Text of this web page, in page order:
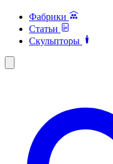
Фабрики
Статьи
Скульпторы